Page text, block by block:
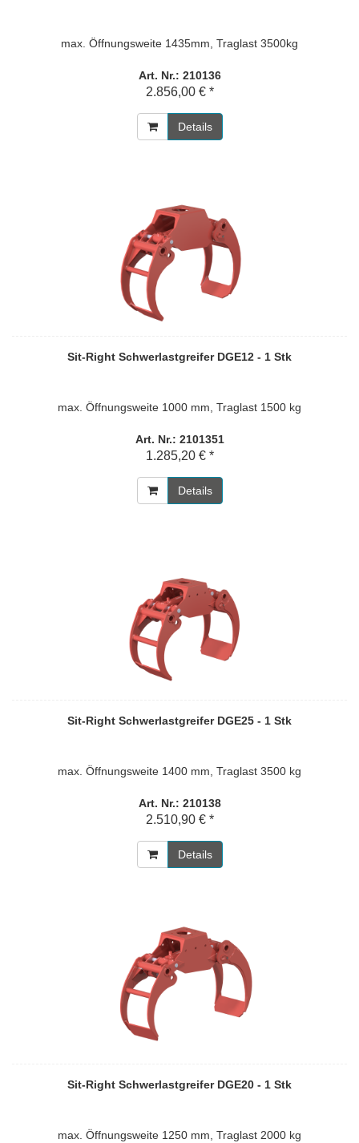
max. Öffnungsweite 1435mm, Traglast 3500kg
Art. Nr.: 210136
2.856,00 € *
Details
Sit-Right Schwerlastgreifer DGE12 - 1 Stk
max. Öffnungsweite 1000 mm, Traglast 1500 kg
Art. Nr.: 2101351
1.285,20 € *
Details
Sit-Right Schwerlastgreifer DGE25 - 1 Stk
max. Öffnungsweite 1400 mm, Traglast 3500 kg
Art. Nr.: 210138
2.510,90 € *
Details
Sit-Right Schwerlastgreifer DGE20 - 1 Stk
max. Öffnungsweite 1250 mm, Traglast 2000 kg